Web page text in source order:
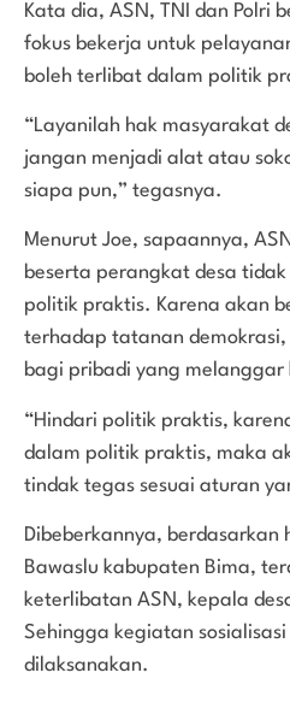
Kata dia, ASN, TNI dan Polri
fokus bekerja untuk
boleh terlibat dalam politik
“Layanilah hak masyarakat
jangan menjadi alat atau
siapa pun,” tegasnya.
Menurut Joe, sapaannya,
beserta perangkat desa
politik praktis. Karena akan
terhadap tatanan demokrasi,
bagi pribadi yang melanggar
“Hindari politik praktis,
dalam politik praktis, maka
tindak tegas sesuai aturan
Dibeberkannya, berdasarkan
Bawaslu kabupaten Bima,
keterlibatan ASN, kepala
Sehingga kegiatan
dilaksanakan.